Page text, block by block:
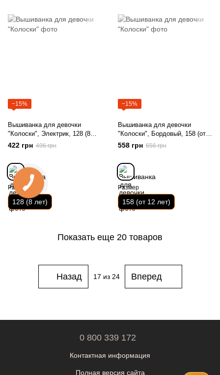
−15%
Вышиванка для девочки
"Колоски", Электрик, 128 (8
лет)
422 грн 496 грн
Размер
128 (8 лет)
−15%
Вышиванка для девочки
"Колоски", Бордовый, 158 (от
12 лет)
558 грн 656 грн
Размер
158 (от 12 лет)
Показать еще 20 товаров
Назад 17 из 24 Вперед
0 800 339 172
Контактная информация
Полная версия сайта